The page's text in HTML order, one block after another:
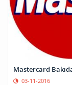
Mastercard
03-11-2016